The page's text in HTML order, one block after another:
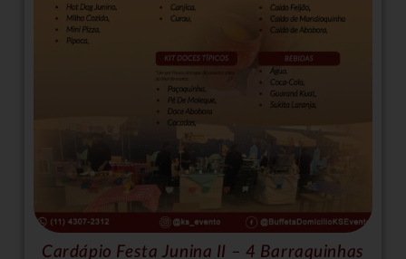
Cardápio Festa Junina II – 4 Barraquinhas